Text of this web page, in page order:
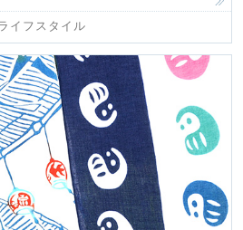
イフスタイル